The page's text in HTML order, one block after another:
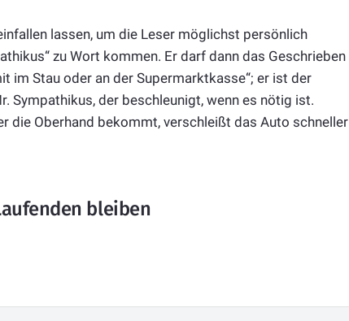
lassen, um die Leser möglichst persönlich
zu Wort kommen. Er darf dann das Geschrieben
im Stau oder an der Supermarktkasse“; er ist der
Sympathikus, der beschleunigt, wenn es nötig ist.
die Oberhand bekommt, verschleißt das Auto schneller
bleiben